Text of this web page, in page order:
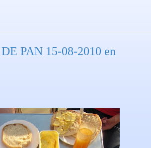
PAN 15-08-2010 en